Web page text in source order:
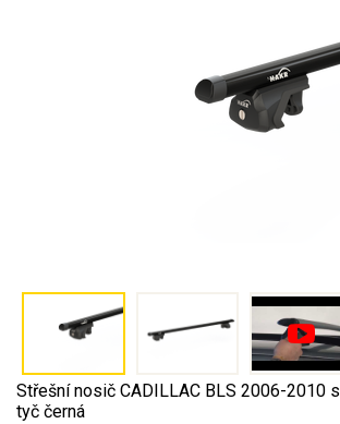
Střešní nosič CADILLAC BLS 2006-2010
tyč černá